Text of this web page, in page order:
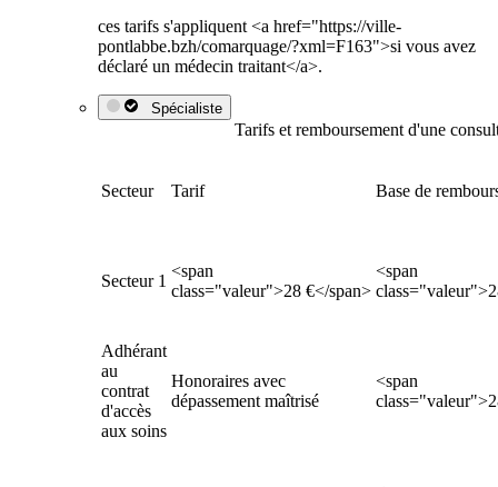
ces tarifs s'appliquent <a href="https://ville-
pontlabbe.bzh/comarquage/?xml=F163">si vous avez
déclaré un médecin traitant</a>.
Spécialiste
Tarifs et remboursement d'une
Secteur Tarif Base de
Secteur 1
<span
class="valeur">28 €</span>
<span
Adhérant
au
contrat
d'accès
aux soins
Honoraires avec
dépassement maîtrisé
<span